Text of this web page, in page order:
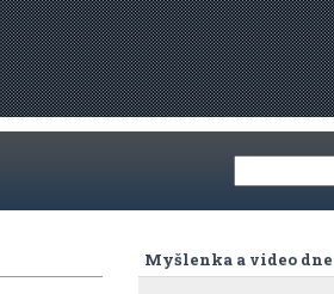
Myšlenka a video dne